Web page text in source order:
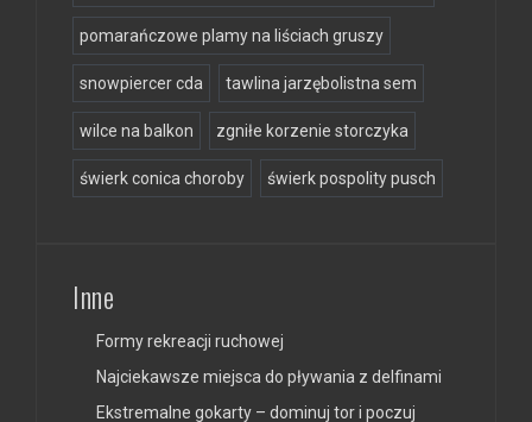
pomarańczowe plamy na liściach gruszy
snowpiercer cda tawlina jarzębolistna sem
wilce na balkon zgniłe korzenie storczyka
świerk conica choroby świerk pospolity pusch
Inne
Formy rekreacji ruchowej
Najciekawsze miejsca do pływania z delfinami
Ekstremalne gokarty – dominuj tor i poczuj